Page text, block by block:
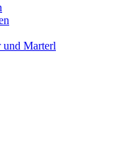
und Marterl